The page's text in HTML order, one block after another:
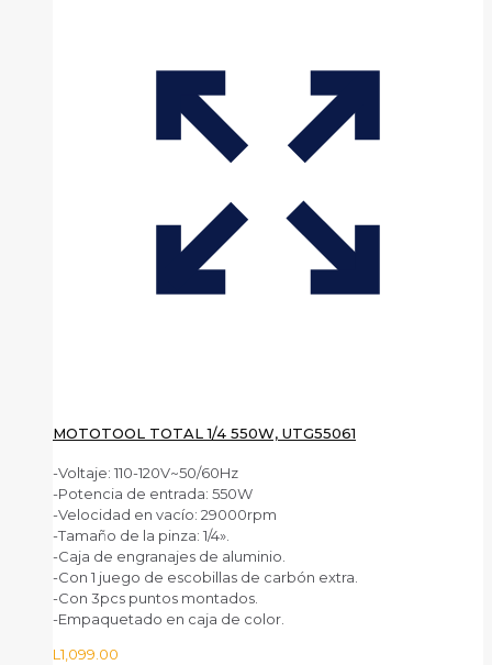
MOTOTOOL TOTAL 1/4 550W, UTG55061
-Voltaje: 110-120V~50/60Hz
-Potencia de entrada: 550W
-Velocidad en vacío: 29000rpm
-Tamaño de la pinza: 1/4».
-Caja de engranajes de aluminio.
-Con 1 juego de escobillas de carbón extra.
-Con 3pcs puntos montados.
-Empaquetado en caja de color.
L1,099.00